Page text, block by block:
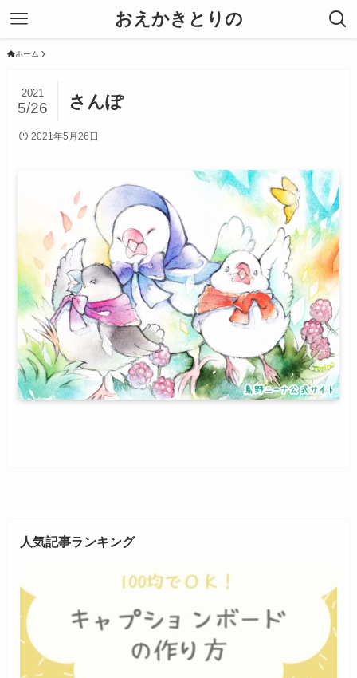
おえかきとりの
ホーム
さんぽ
2021
5/26
2021年5月26日
人気記事ランキング